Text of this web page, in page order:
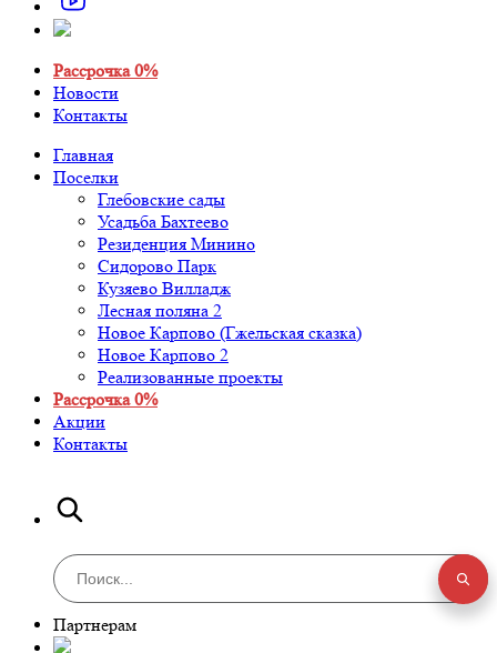
Рассрочка 0%
Новости
Контакты
Главная
Поселки
Глебовские сады
Усадьба Бахтеево
Резиденция Минино
Сидорово Парк
Кузяево Вилладж
Лесная поляна 2
Новое Карпово (Гжельская сказка)
Новое Карпово 2
Реализованные проекты
Рассрочка 0%
Акции
Контакты
Партнерам